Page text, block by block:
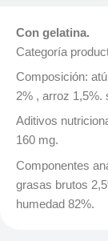
Con gelatina.
Categoría
Composición:
2% , arroz 1,5%.
Aditivos
160 mg.
Componentes
grasas brutos
humedad 82%.